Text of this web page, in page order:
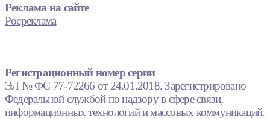
Реклама на сайте
Росреклама
Регистрационный номер серии
ЭЛ № ФС 77-72266 от 24.01.2018. Зарегистрировано
Федеральной службой по надзору в сфере связи,
информационных технологий и массовых коммуникаций.